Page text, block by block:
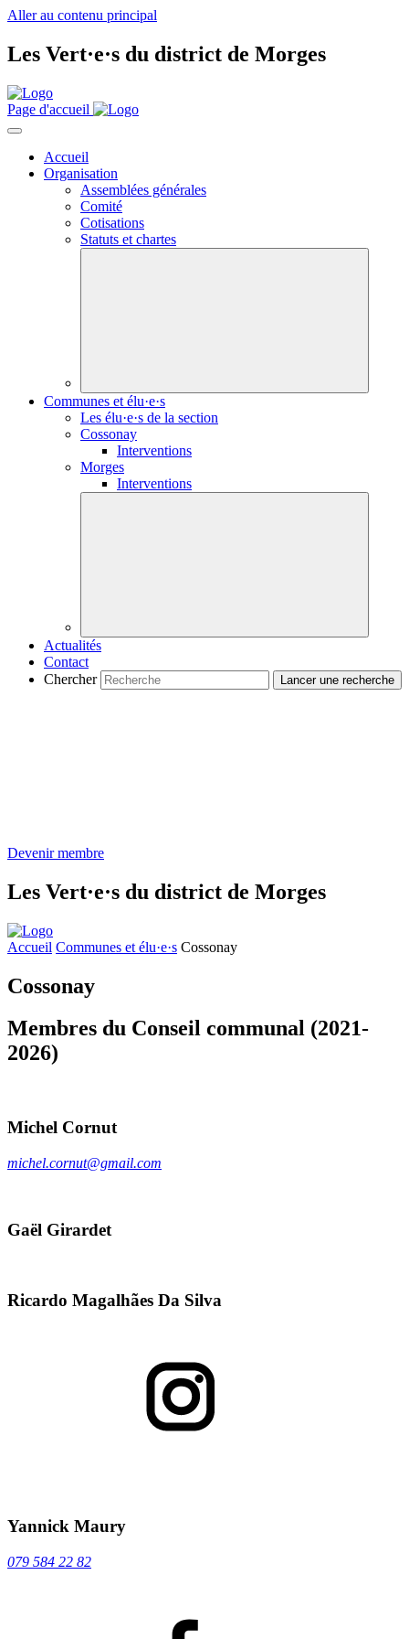
Aller au contenu principal
Les Vert·e·s du district de Morges
Page d'accueil
Accueil
Organisation
Assemblées générales
Comité
Cotisations
Statuts et chartes
Communes et élu·e·s
Les élu·e·s de la section
Cossonay
Interventions
Morges
Interventions
Actualités
Contact
Chercher
Devenir membre
Les Vert·e·s du district de Morges
Accueil Communes et élu·e·s Cossonay
Cossonay
Membres du Conseil communal (2021-
2026)
Michel Cornut
michel.cornut@gmail.com
Gaël Girardet
Ricardo Magalhães Da Silva
Yannick Maury
079 584 22 82